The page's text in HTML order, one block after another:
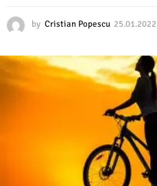
by Cristian Popescu 25.01.2022